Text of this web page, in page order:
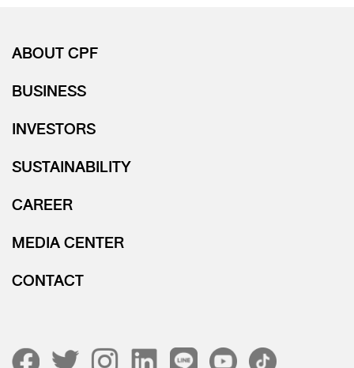
ABOUT CPF
BUSINESS
INVESTORS
SUSTAINABILITY
CAREER
MEDIA CENTER
CONTACT